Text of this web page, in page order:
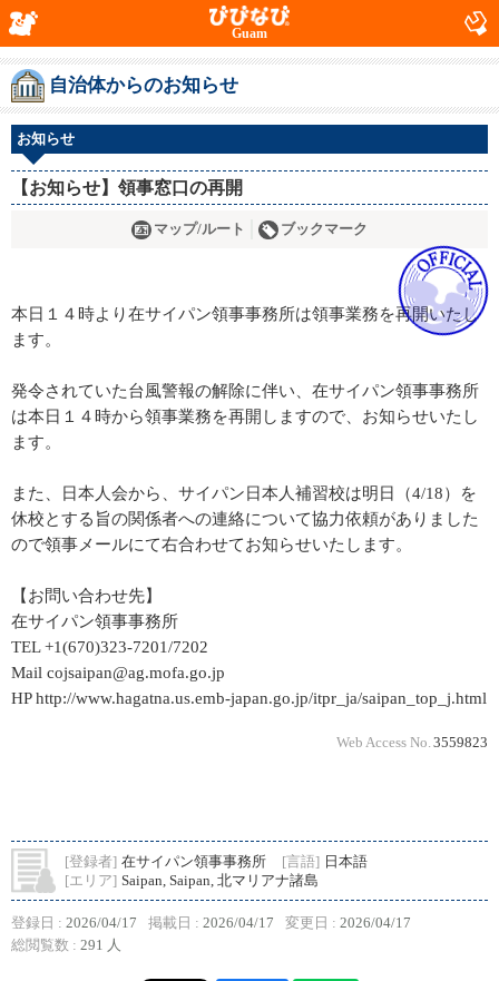
Guam
自治体からのお知らせ
お知らせ
【お知らせ】領事窓口の再開
マップ/ルート ブックマーク
本日１４時より在サイパン領事事務所は領事業務を再開いたし
ます。
発令されていた台風警報の解除に伴い、在サイパン領事事務所
は本日１４時から領事業務を再開しますので、お知らせいたし
ます。
また、日本人会から、サイパン日本人補習校は明日（4/18）を
休校とする旨の関係者への連絡について協力依頼がありました
ので領事メールにて右合わせてお知らせいたします。
【お問い合わせ先】
在サイパン領事事務所
TEL +1(670)323-7201/7202
Mail cojsaipan@ag.mofa.go.jp
HP http://www.hagatna.us.emb-japan.go.jp/itpr_ja/saipan_top_j.html
Web Access No. 3559823
[登録者] 在サイパン領事事務所 [言語] 日本語
[エリア] Saipan, Saipan, 北マリアナ諸島
登録日 : 2026/04/17 掲載日 : 2026/04/17 変更日 : 2026/04/17
総閲覧数 : 291 人